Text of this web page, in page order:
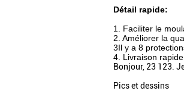
Détail rapide:
1. Faciliter le
2. Améliorer la
3Il y a 8
4. Livraison
Bonjour, 23 123.
Pics et dessins